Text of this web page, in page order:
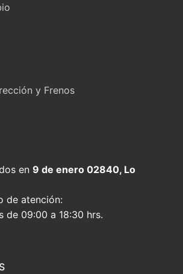
y Frenos
en 9 de enero 02840, Lo
de atención:
de 09:00 a 18:30 hrs.